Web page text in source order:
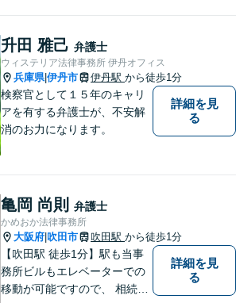
れず、尽力してまいります。
【メーカー法務経験あり】
升田 雅己 弁護士
ウィステリア法律事務所 伊丹オフィス
兵庫県|伊丹市 伊丹駅 から徒歩1分
検察官として１５年のキャリ
アを有する弁護士が、不安解
消のお力になります。
詳細を見
る
亀岡 尚則 弁護士
かめおか法律事務所
大阪府 吹田市 吹田駅 から徒歩1分
【吹田駅 徒歩1分】駅も当事
務所ビルもエレベーターでの
移動が可能ですので、 相続の
詳細を見
る